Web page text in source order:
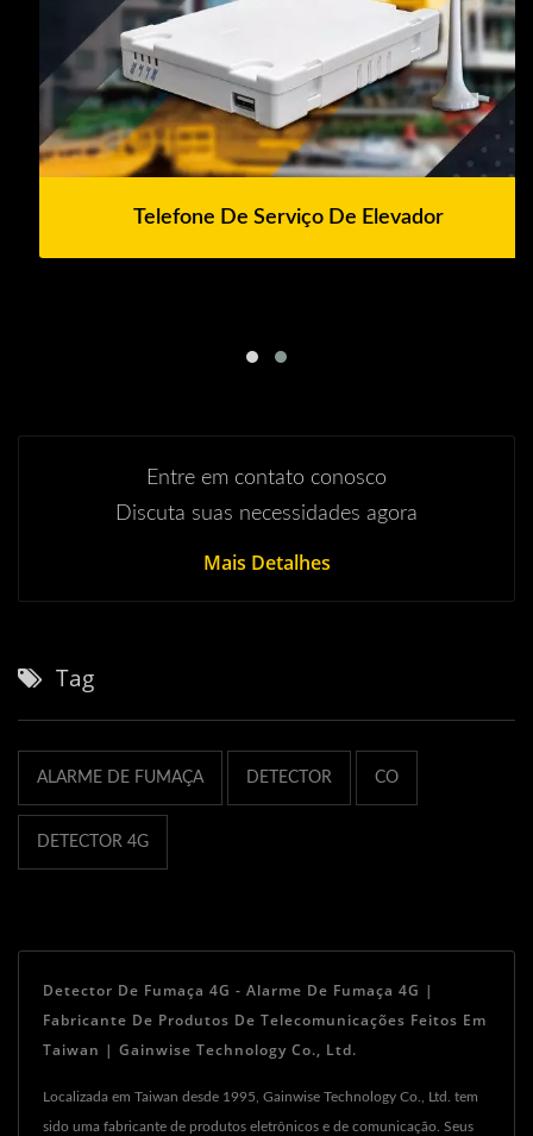
Telefone De Serviço De Elevador
Entre em contato conosco
Discuta suas necessidades agora
Mais Detalhes
Tag
ALARME DE FUMAÇA DETECTOR CO
DETECTOR 4G
Detector De Fumaça 4G - Alarme De Fumaça 4G |
Fabricante De Produtos De Telecomunicações Feitos Em
Taiwan | Gainwise Technology Co., Ltd.
Localizada em Taiwan desde 1995, Gainwise Technology Co., Ltd. tem
sido uma fabricante de produtos eletrônicos e de comunicação. Seus